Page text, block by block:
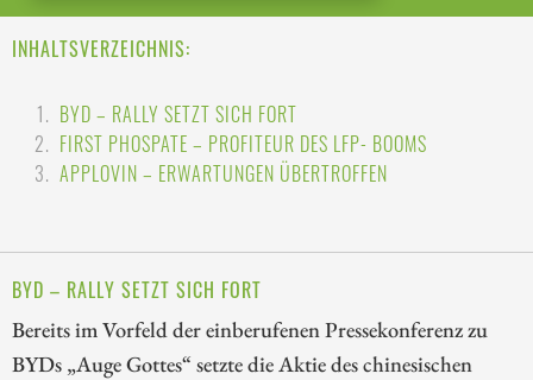
INHALTSVERZEICHNIS:
BYD – RALLY SETZT SICH FORT
FIRST PHOSPATE – PROFITEUR DES LFP- BOOMS
APPLOVIN – ERWARTUNGEN ÜBERTROFFEN
BYD – RALLY SETZT SICH FORT
Bereits im Vorfeld der einberufenen Pressekonferenz zu
BYDs „Auge Gottes“ setzte die Aktie des chinesischen